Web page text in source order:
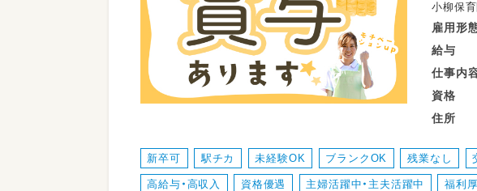
小柳保
雇用形
給与
仕事内
資格
住所
新卒可 駅チカ 未経験OK ブランクOK 残業なし
高給与・高収入 資格優遇 主婦活躍中・主夫活躍中 福利